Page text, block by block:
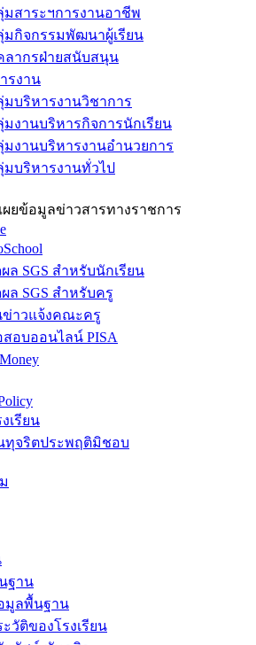
สาระฯการงานอาชีพ
มกิจกรรมพัฒนาผู้เรียน
ลากรฝ่ายสนับสนุน
รงาน
บริหารงานวิชาการ
งานบริหารกิจการนักเรียน
งานบริหารงานอำนวยการ
บริหารงานทั่วไป
ผยข้อมูลข่าวสารทางราชการ
ล SGS สำหรับนักเรียน
ล SGS สำหรับครู
าวแจ้งคณะครู
อบออนไลน์ PISA
เรียน
ทุจริตประพฤติมิชอบ
ฐาน
มูลพื้นฐาน
วัติของโรงเรียน